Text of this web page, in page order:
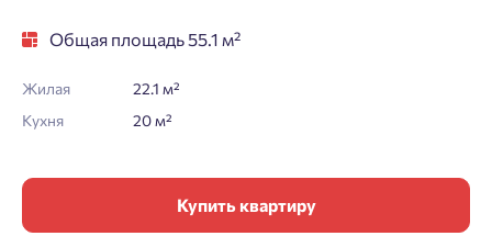
Общая площадь 55.1 м²
Жилая
22.1 м²
Кухня
20 м²
Купить квартиру